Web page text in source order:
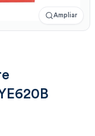
Ampliar